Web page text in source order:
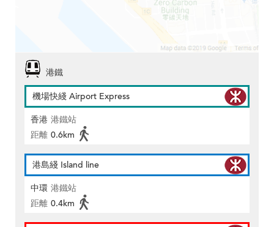
港鐵
機場快綫 Airport Express
香港 港鐵站
距離 0.6km
港島綫 Island line
中環 港鐵站
距離 0.4km